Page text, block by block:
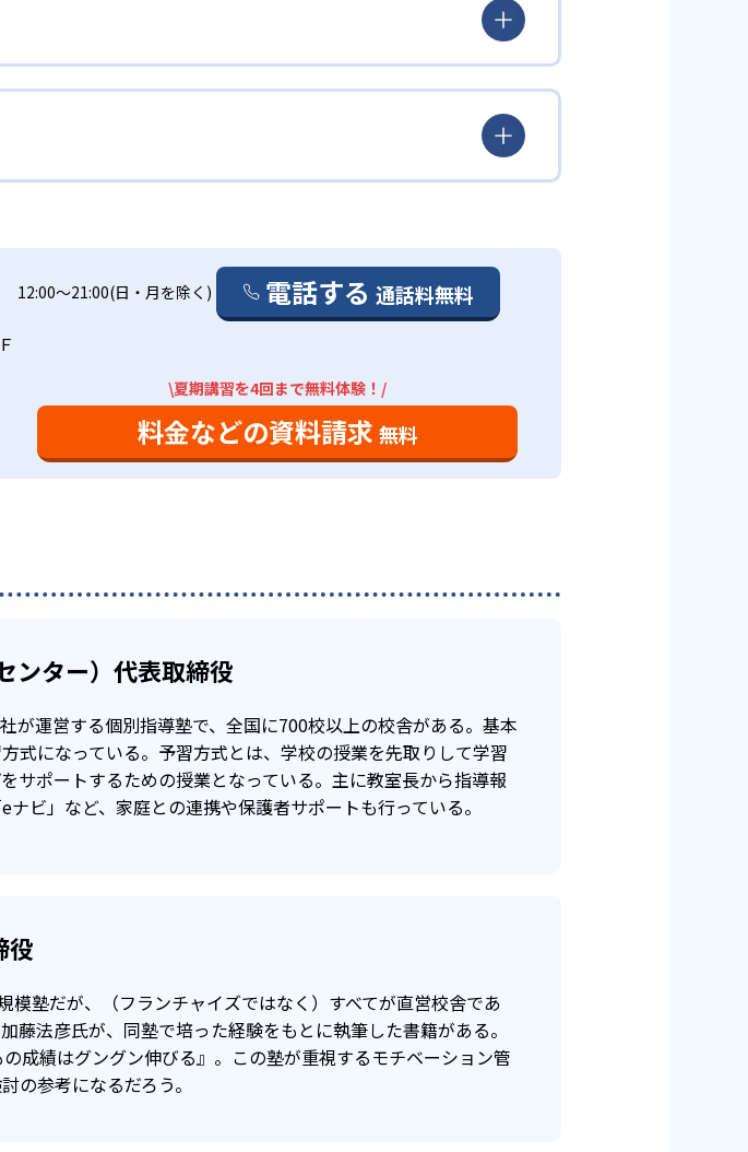
定。以下のような授業サイクルを繰り返す。
を理解していないと判断した場合は、前の単元へさかのぼり、
。さらに、覚えた単元は家庭学習や自習室で、最低でも3回（小
別に作成
の算数と中学生6科目については、自社で作ったテキスト「ナ
校の定期テスト対策に向いている。問題は基礎から応用問題ま
業料が無料となる。※英語は保証対象外
い、という子どもに向いている。コーチングのテクニックによ
る。開校時間中は自習室を無料でいつでも利用が可能で、自宅で
プだ。「＋20点の成績保証」などを謳うなど、中学校の定期テ
てることができるので、自分のペースで勉強できる。高校コー
ペースで進めることで、受験対策ができる。個別授業は、学校
きるので、自分の弱点を克服できる。
れること。学校の授業の補習や定期テストの対策のほか、集団
対応しており、成績保証制度もあるのが特徴だ。
ストによる授業が中心となる。書店で売っている書籍や、他塾
い合わせよう。
校への実績があるかどうかは、通う予定の教室に問い合わせた
12:00～21:00(日・月を除く) 電話する 通話料無料
\夏期講習を4回まで無料体験！/
料金などの資料請求 無料
ンター）代表取締役
が運営する個別指導塾で、全国に700校以上の校舎がある。基本
式になっている。予習方式とは、学校の授業を先取りして学習
サポートするための授業となっている。主に教室長から指導報
ビ」など、家庭との連携や保護者サポートも行っている。
役
塾だが、（フランチャイズではなく）すべてが直営校舎であ
藤法彦氏が、同塾で培った経験をもとに執筆した書籍がある。
成績はグングン伸びる』。この塾が重視するモチベーション管
の参考になるだろう。